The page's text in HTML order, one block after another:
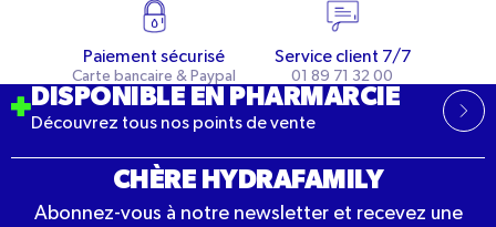
Paiement sécurisé
Carte bancaire & Paypal
Service client 7/7
01 89 71 32 00
CHÈRE HYDRAFAMILY
Abonnez-vous à notre newsletter et recevez une
DISPONIBLE EN PHARMARCIE
Découvrez tous nos points de vente